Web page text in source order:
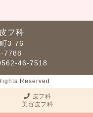
皮フ科
美容皮フ科
フ科
3-76
7788
46-7518
Reserved